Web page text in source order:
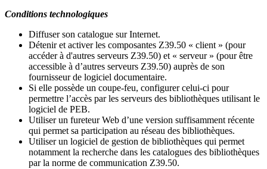
Conditions technologiques
Diffuser son catalogue sur Internet.
Détenir et activer les composantes Z39.50 « client » (pour
accéder à d'autres serveurs Z39.50) et « serveur » (pour être
accessible à d’autres serveurs Z39.50) auprès de son
fournisseur de logiciel documentaire.
Si elle possède un coupe-feu, configurer celui-ci pour
permettre l’accès par les serveurs des bibliothèques utilisant le
logiciel de PEB.
Utiliser un fureteur Web d’une version suffisamment récente
qui permet sa participation au réseau des bibliothèques.
Utiliser un logiciel de gestion de bibliothèques qui permet
notamment la recherche dans les catalogues des bibliothèques
par la norme de communication Z39.50.